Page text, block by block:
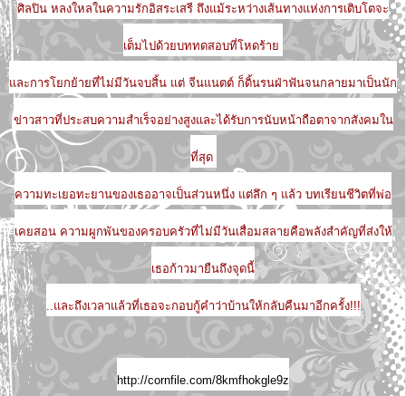
ศิลปิน หลงใหลในความรักอิสระเสรี ถึงแม้ระหว่างเส้นทางแห่งการเติบโตจะ
เต็มไปด้วยบททดสอบที่โหดร้าย
และการโยกย้ายที่ไม่มีวันจบสิ้น แต่ จีนแนตต์ ก็ดิ้นรนฝ่าฟันจนกลายมาเป็นนัก
ข่าวสาวที่ประสบความสำเร็จอย่างสูงและได้รับการนับหน้าถือตาจากสังคมใน
ที่สุด
ความทะเยอทะยานของเธออาจเป็นส่วนหนึ่ง แต่ลึก ๆ แล้ว บทเรียนชีวิตที่พ่อ
เคยสอน ความผูกพันของครอบครัวที่ไม่มีวันเสื่อมสลายคือพลังสำคัญที่ส่งให้
เธอก้าวมายืนถึงจุดนี้
..และถึงเวลาแล้วที่เธอจะกอบกู้คำว่าบ้านให้กลับคืนมาอีกครั้ง!!!
http://cornfile.com/8kmfhokgle9z